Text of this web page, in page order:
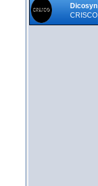
Dicosyn
CRISCO